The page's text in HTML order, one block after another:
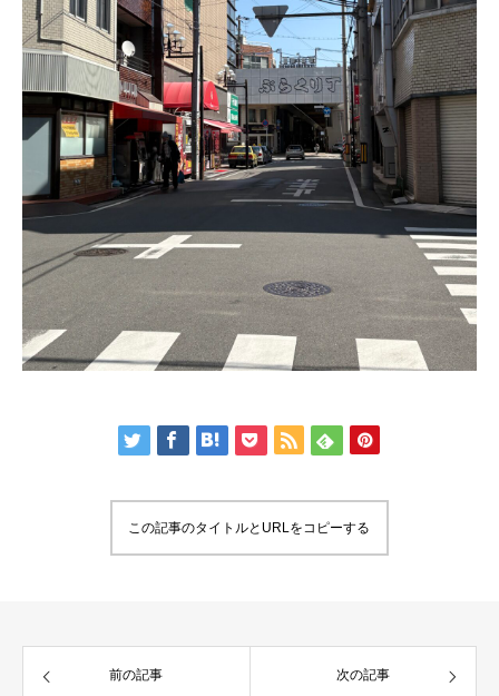
この記事のタイトルとURLをコピーする
前の記事 次の記事